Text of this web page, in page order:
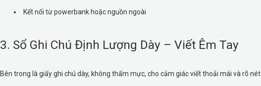
Kết nối từ powerbank hoặc nguồn ngoài
3. Sổ Ghi Chú Định Lượng Dày – Viết Êm Tay
Bên trong là giấy ghi chú dày, không thấm mực, cho cảm giác viết thoải mái và rõ nét.